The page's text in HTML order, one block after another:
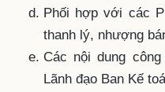
Phối hợp với các
thanh lý, nhượng
Các nội dung
Lãnh đạo Ban Kế